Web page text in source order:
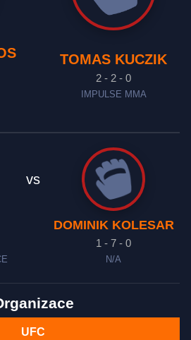
TOMAS KUCZIK
2 - 2 - 0
IMPULSE MMA
vs
DOMINIK KOLESAR
1 - 7 - 0
N/A
UFC